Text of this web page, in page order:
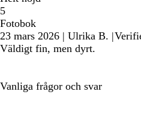
5
Fotobok
23 mars 2026 | Ulrika B. |
Väldigt fin, men dyrt.
Vanliga frågor och svar